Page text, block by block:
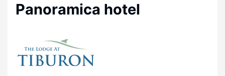
Panoramica hotel